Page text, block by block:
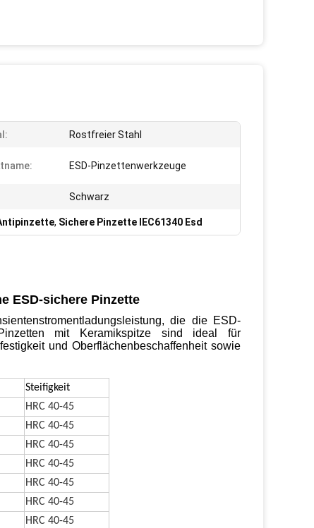
Rostfreier Stahl
ESD-Pinzettenwerkzeuge
Schwarz
, Sichere Pinzette IEC61340 Esd
ESD-sichere Pinzette
die die ESD-
mit Keramikspitze sind ideal für
und Oberflächenbeschaffenheit sowie
Steifigkeit
HRC 40-45
HRC 40-45
HRC 40-45
HRC 40-45
HRC 40-45
HRC 40-45
HRC 40-45